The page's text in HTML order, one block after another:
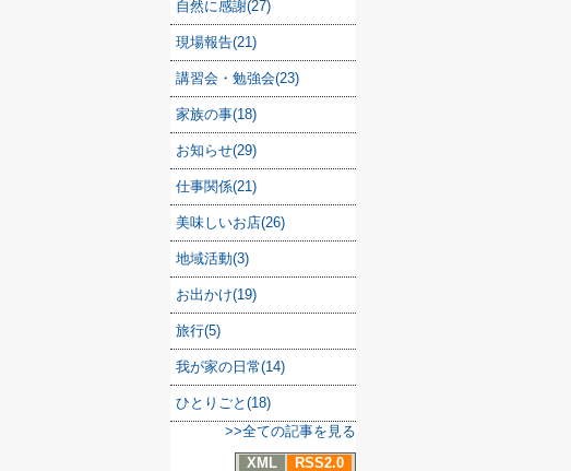
自然に感謝(27)
現場報告(21)
講習会・勉強会(23)
家族の事(18)
お知らせ(29)
仕事関係(21)
美味しいお店(26)
地域活動(3)
お出かけ(19)
旅行(5)
我が家の日常(14)
ひとりごと(18)
>>全ての記事を見る
XML
RSS2.0